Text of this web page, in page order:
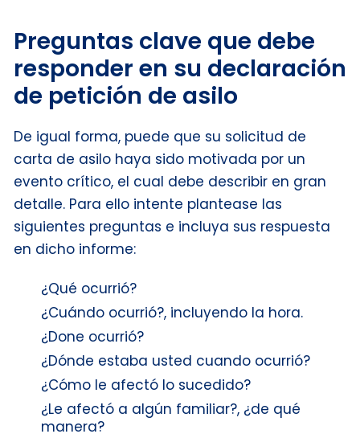
Preguntas clave que debe
responder en su declaración
de petición de asilo
De igual forma, puede que su solicitud de
carta de asilo haya sido motivada por un
evento crítico, el cual debe describir en gran
detalle. Para ello intente plantease las
siguientes preguntas e incluya sus respuesta
en dicho informe:
¿Qué ocurrió?
¿Cuándo ocurrió?, incluyendo la hora.
¿Done ocurrió?
¿Dónde estaba usted cuando ocurrió?
¿Cómo le afectó lo sucedido?
¿Le afectó a algún familiar?, ¿de qué
manera?